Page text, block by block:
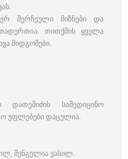
შერჩეული მიზნები და
თითქმის ყველა
მიდგომები.
სამედიცინო
უფლებები დაცულია.
შენგელია ვასილ.